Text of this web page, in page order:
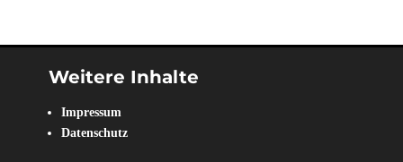
Weitere Inhalte
Impressum
Datenschutz